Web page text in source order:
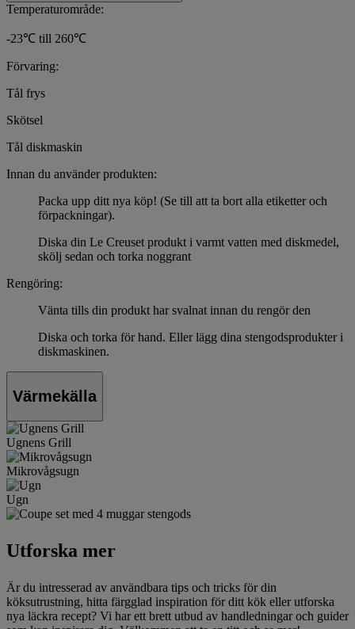
Temperaturområde:
-23℃ till 260℃
Förvaring:
Tål frys
Skötsel
Tål diskmaskin
Innan du använder produkten:
Packa upp ditt nya köp! (Se till att ta bort alla etiketter och
förpackningar).
Diska din Le Creuset produkt i varmt vatten med diskmedel,
skölj sedan och torka noggrant
Rengöring:
Vänta tills din produkt har svalnat innan du rengör den
Diska och torka för hand. Eller lägg dina stengodsprodukter i
diskmaskinen.
Värmekälla
Ugnens Grill
Mikrovågsugn
Ugn
Utforska mer
Är du intresserad av användbara tips och tricks för din
köksutrustning, hitta färgglad inspiration för ditt kök eller utforska
nya läckra recept? Vi har ett brett utbud av handledningar och guider